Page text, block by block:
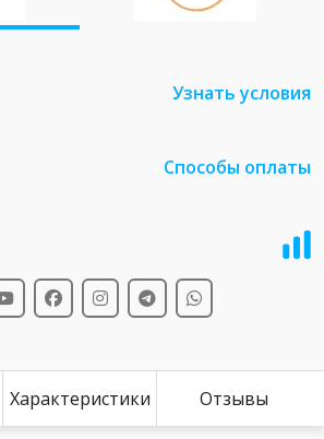
Узнать условия
Способы оплаты
Характеристики Отзывы